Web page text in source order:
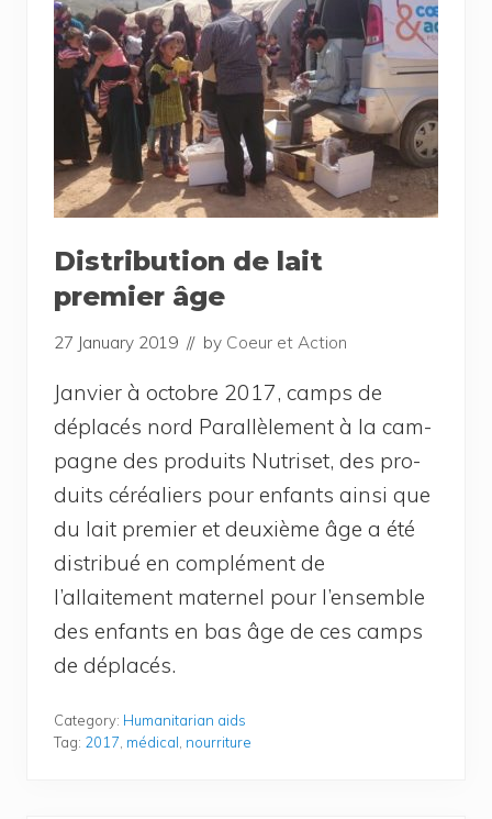
Distribution de lait
premier âge
27 January 2019 // by Coeur et Action
Jan­vier à octobre 2017, camps de
dépla­cés nord Paral­lè­le­ment à la cam­
pagne des pro­duits Nutri­set, des pro­
duits céréa­liers pour enfants ain­si que
du lait pre­mier et deuxième âge a été
dis­tri­bué en com­plé­ment de
l’allaitement mater­nel pour l’ensemble
des enfants en bas âge de ces camps
de déplacés.
Category: Humanitarian aids
Tag: 2017 médical nourriture